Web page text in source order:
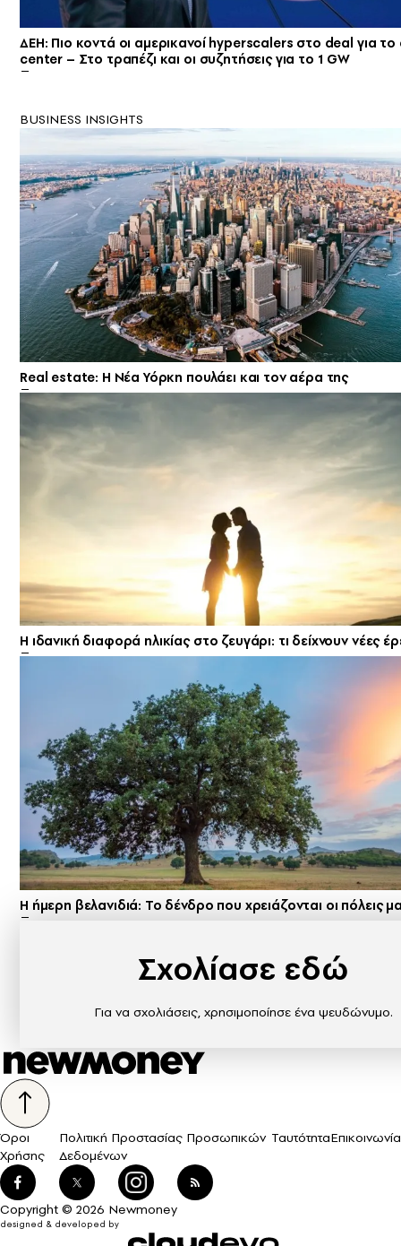
ΔΕΗ: Πιο κοντά οι αμερικανοί hyperscalers στο deal για
center – Στο τραπέζι και οι συζητήσεις για το 1 GW
BUSINESS INSIGHTS
Real estate: H Νέα Υόρκη πουλάει και τον αέρα της
Η ιδανική διαφορά ηλικίας στο ζευγάρι: τι δείχνουν νέες
Η ήμερη βελανιδιά: Το δένδρο που χρειάζονται οι πόλεις
Σχολίασε εδώ
Για να σχολιάσεις, χρησιμοποίησε ένα ψευδώνυμο.
Όροι
Χρήσης
Πολιτική Προστασίας Προσωπικών
Δεδομένων
ΤαυτότηταΕπικοινωνία
Copyright © 2026 Newmoney
designed & developed by